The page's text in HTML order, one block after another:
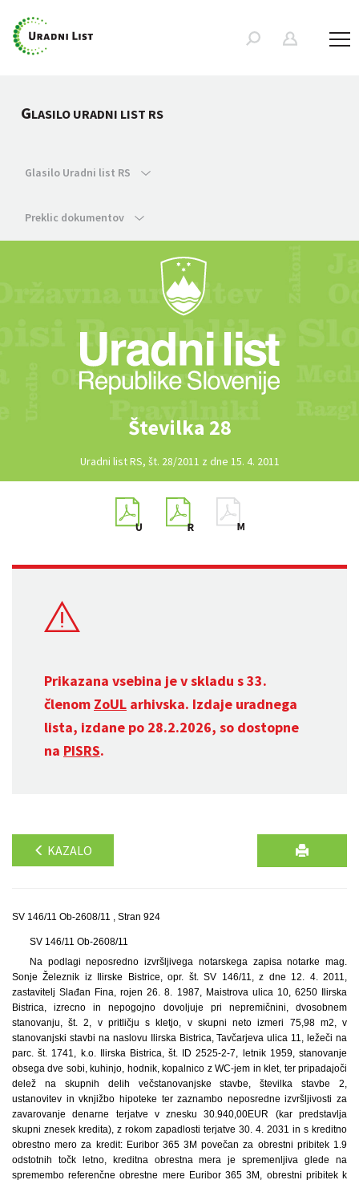
GLASILO URADNI LIST RS
Glasilo Uradni list RS
Preklic dokumentov
Številka 28
Uradni list RS, št. 28/2011 z dne 15. 4. 2011
Prikazana vsebina je v skladu s 33.
členom ZoUL arhivska. Izdaje uradnega
lista, izdane po 28.2.2026, so dostopne
na PISRS.
KAZALO
SV 146/11 Ob-2608/11 , Stran 924
SV 146/11 Ob-2608/11
Na podlagi neposredno izvršljivega notarskega zapisa notarke mag.
Sonje Železnik iz Ilirske Bistrice, opr. št. SV 146/11, z dne 12. 4. 2011,
zastavitelj Slađan Fina, rojen 26. 8. 1987, Maistrova ulica 10, 6250 Ilirska
Bistrica, izrecno in nepogojno dovoljuje pri nepremičnini, dvosobnem
stanovanju, št. 2, v pritličju s kletjo, v skupni neto izmeri 75,98 m2, v
stanovanjski stavbi na naslovu Ilirska Bistrica, Tavčarjeva ulica 11, ležeči na
parc. št. 1741, k.o. Ilirska Bistrica, št. ID 2525-2-7, letnik 1959, stanovanje
obsega dve sobi, kuhinjo, hodnik, kopalnico z WC-jem in klet, ter pripadajoči
delež na skupnih delih večstanovanjske stavbe, številka stavbe 2,
ustanovitev in vknjižbo hipoteke ter zaznambo neposredne izvršljivosti za
zavarovanje denarne terjatve v znesku 30.940,00EUR (kar predstavlja
skupni znesek kredita), z rokom zapadlosti terjatve 30. 4. 2031 in s kreditno
obrestno mero za kredit: Euribor 365 3M povečan za obrestni pribitek 1.9
odstotnih točk letno, kreditna obrestna mera je spremenljiva glede na
spremembo referenčne obrestne mere Euribor 365 3M, obrestni pribitek k